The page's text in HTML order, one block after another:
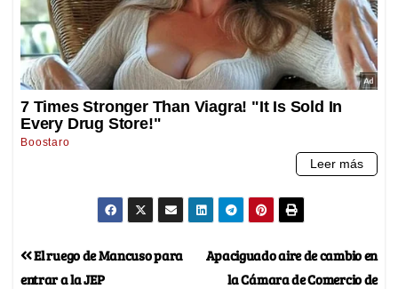
Apaciguado aire de cambio en
la Cámara de Comercio de
El ruego de Mancuso para
entrar a la JEP